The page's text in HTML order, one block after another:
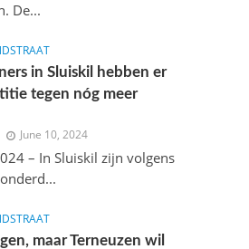
De...
in Sluiskil hebben er
tegen nóg meer
June 10, 2024
– In Sluiskil zijn volgens
maar Terneuzen wil